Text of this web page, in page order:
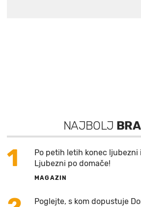
NAJBOLJ
1
Po petih letih konec ljubezni
Ljubezni po domače!
MAGAZIN
Poglejte, s kom dopustuje